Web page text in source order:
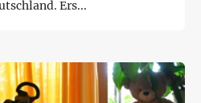
Ers...